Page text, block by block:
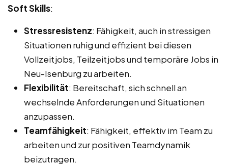
Soft Skills:
Stressresistenz: Fähigkeit, auch in stressigen
Situationen ruhig und effizient bei diesen
Vollzeitjobs, Teilzeitjobs und temporäre Jobs in
Neu-Isenburg zu arbeiten.
Flexibilität: Bereitschaft, sich schnell an
wechselnde Anforderungen und Situationen
anzupassen.
Teamfähigkeit: Fähigkeit, effektiv im Team zu
arbeiten und zur positiven Teamdynamik
beizutragen.